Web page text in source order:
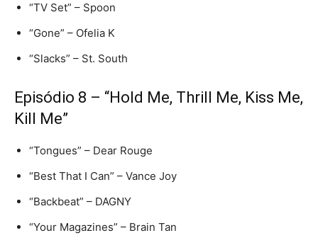
“TV Set” – Spoon
“Gone” – Ofelia K
“Slacks” – St. South
Episódio 8 – “Hold Me, Thrill Me, Kiss Me,
Kill Me”
“Tongues” – Dear Rouge
“Best That I Can” – Vance Joy
“Backbeat” – DAGNY
“Your Magazines” – Brain Tan